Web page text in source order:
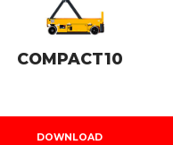
COMPACT10
DOWNLOAD